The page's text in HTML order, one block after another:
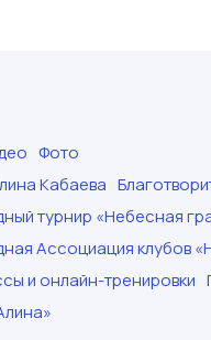
Фото
Кабаева
турнир «Небесная
Ассоциация клубов
и онлайн-тренировки